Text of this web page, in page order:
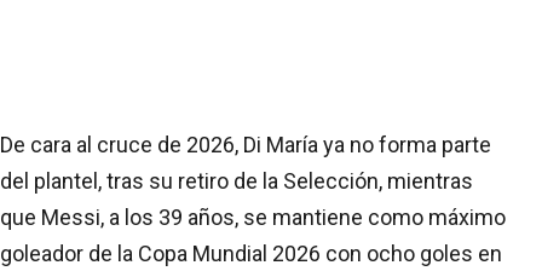
De cara al cruce de 2026, Di María ya no forma parte
del plantel, tras su retiro de la Selección, mientras
que Messi, a los 39 años, se mantiene como máximo
goleador de la Copa Mundial 2026 con ocho goles en